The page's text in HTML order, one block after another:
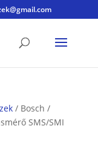
/ Bosch /
SMS/SMI